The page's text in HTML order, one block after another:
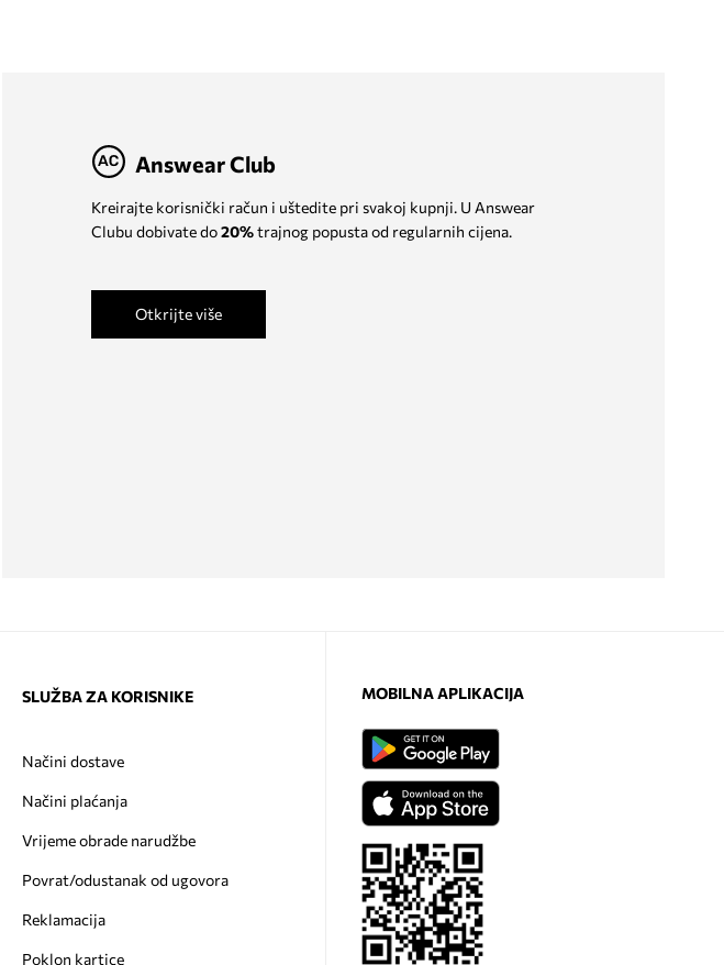
Answear Club
Kreirajte korisnički račun i uštedite pri svakoj kupnji. U Answear
Clubu dobivate do20%trajnog popusta od regularnih cijena.
Otkrijte više
SLUŽBA ZA KORISNIKE
Načini dostave
Načini plaćanja
Vrijeme obrade narudžbe
Povrat/odustanak od ugovora
Reklamacija
Poklon kartice
MOBILNA APLIKACIJA